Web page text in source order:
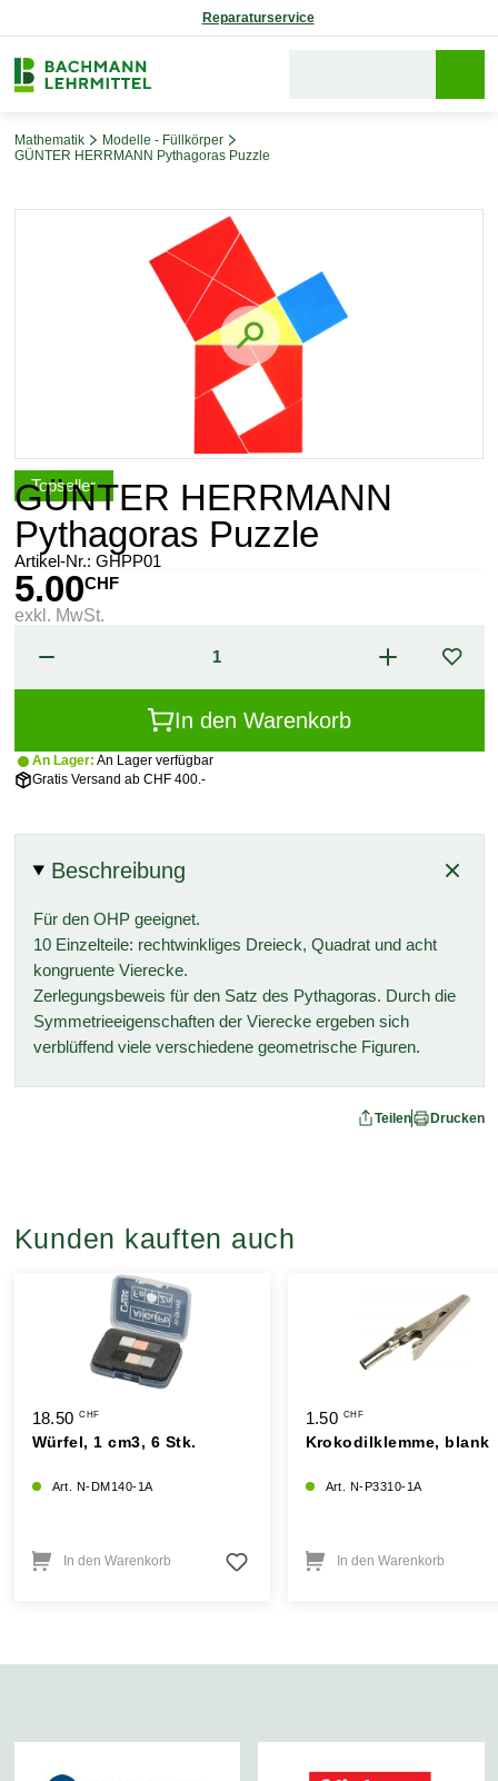
Reparaturservice
Mathematik
Modelle - Füllkörper
GÜNTER HERRMANN Pythagoras Puzzle
Bildergalerie überspringen
Topseller
GÜNTER HERRMANN
Pythagoras Puzzle
Artikel-Nr.: GHPP01
5.00CHF
exkl. MwSt.
In den Warenkorb
An Lager: An Lager verfügbar
Gratis Versand ab CHF 400.-
Beschreibung
Für den OHP geeignet.
10 Einzelteile: rechtwinkliges Dreieck, Quadrat und acht
kongruente Vierecke.
Zerlegungsbeweis für den Satz des Pythagoras. Durch die
Symmetrieeigenschaften der Vierecke ergeben sich
verblüffend viele verschiedene geometrische Figuren.
Teilen Drucken
Kunden kauften auch
18.50CHF
Würfel, 1 cm3, 6 Stk.
Art. N-DM140-1A
In den Warenkorb
1.50 CHF
Krokodilklemme, blank
Art. N-P3310-1A
In den Warenkorb